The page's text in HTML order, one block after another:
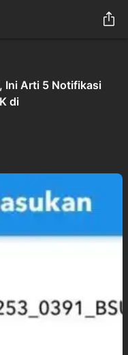
Ini Arti 5 Notifikasi
di